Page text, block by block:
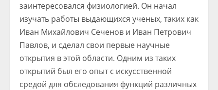
заинтересовался физиологией. Он начал
изучать работы выдающихся ученых, таких как
Иван Михайлович Сеченов и Иван Петрович
Павлов, и сделал свои первые научные
открытия в этой области. Одним из таких
открытий был его опыт с искусственной
средой для обследования функций различных